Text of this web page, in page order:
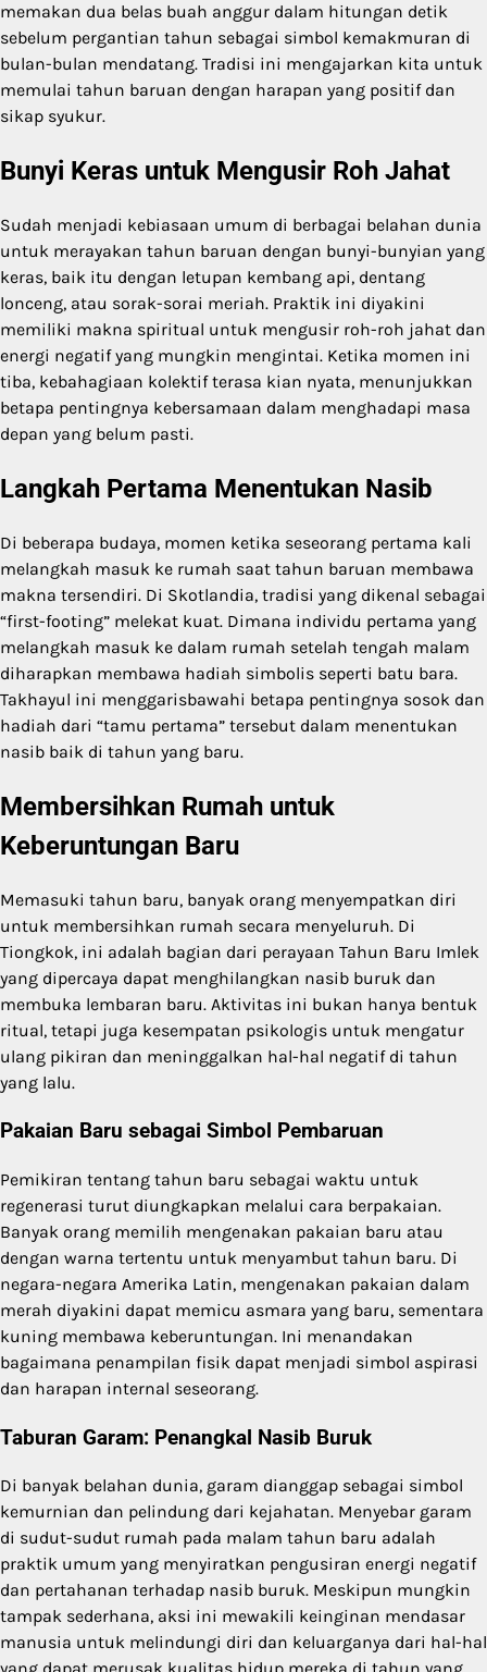
memakan dua belas buah anggur dalam hitungan detik
sebelum pergantian tahun sebagai simbol kemakmuran di
bulan-bulan mendatang. Tradisi ini mengajarkan kita untuk
memulai tahun baruan dengan harapan yang positif dan
sikap syukur.
Bunyi Keras untuk Mengusir Roh Jahat
Sudah menjadi kebiasaan umum di berbagai belahan dunia
untuk merayakan tahun baruan dengan bunyi-bunyian yang
keras, baik itu dengan letupan kembang api, dentang
lonceng, atau sorak-sorai meriah. Praktik ini diyakini
memiliki makna spiritual untuk mengusir roh-roh jahat dan
energi negatif yang mungkin mengintai. Ketika momen ini
tiba, kebahagiaan kolektif terasa kian nyata, menunjukkan
betapa pentingnya kebersamaan dalam menghadapi masa
depan yang belum pasti.
Langkah Pertama Menentukan Nasib
Di beberapa budaya, momen ketika seseorang pertama kali
melangkah masuk ke rumah saat tahun baruan membawa
makna tersendiri. Di Skotlandia, tradisi yang dikenal sebagai
“first-footing” melekat kuat. Dimana individu pertama yang
melangkah masuk ke dalam rumah setelah tengah malam
diharapkan membawa hadiah simbolis seperti batu bara.
Takhayul ini menggarisbawahi betapa pentingnya sosok dan
hadiah dari “tamu pertama” tersebut dalam menentukan
nasib baik di tahun yang baru.
Membersihkan Rumah untuk
Keberuntungan Baru
Memasuki tahun baru, banyak orang menyempatkan diri
untuk membersihkan rumah secara menyeluruh. Di
Tiongkok, ini adalah bagian dari perayaan Tahun Baru Imlek
yang dipercaya dapat menghilangkan nasib buruk dan
membuka lembaran baru. Aktivitas ini bukan hanya bentuk
ritual, tetapi juga kesempatan psikologis untuk mengatur
ulang pikiran dan meninggalkan hal-hal negatif di tahun
yang lalu.
Pakaian Baru sebagai Simbol Pembaruan
Pemikiran tentang tahun baru sebagai waktu untuk
regenerasi turut diungkapkan melalui cara berpakaian.
Banyak orang memilih mengenakan pakaian baru atau
dengan warna tertentu untuk menyambut tahun baru. Di
negara-negara Amerika Latin, mengenakan pakaian dalam
merah diyakini dapat memicu asmara yang baru, sementara
kuning membawa keberuntungan. Ini menandakan
bagaimana penampilan fisik dapat menjadi simbol aspirasi
dan harapan internal seseorang.
Taburan Garam: Penangkal Nasib Buruk
Di banyak belahan dunia, garam dianggap sebagai simbol
kemurnian dan pelindung dari kejahatan. Menyebar garam
di sudut-sudut rumah pada malam tahun baru adalah
praktik umum yang menyiratkan pengusiran energi negatif
dan pertahanan terhadap nasib buruk. Meskipun mungkin
tampak sederhana, aksi ini mewakili keinginan mendasar
manusia untuk melindungi diri dan keluarganya dari hal-hal